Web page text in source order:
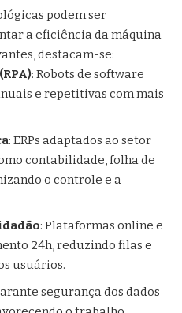
podem ser
a eficiência da máquina
destacam-se:
: Robots de software
e repetitivas com mais
: ERPs adaptados ao setor
contabilidade, folha de
o controle e a
: Plataformas online e
24h, reduzindo filas e
usuários.
segurança dos dados